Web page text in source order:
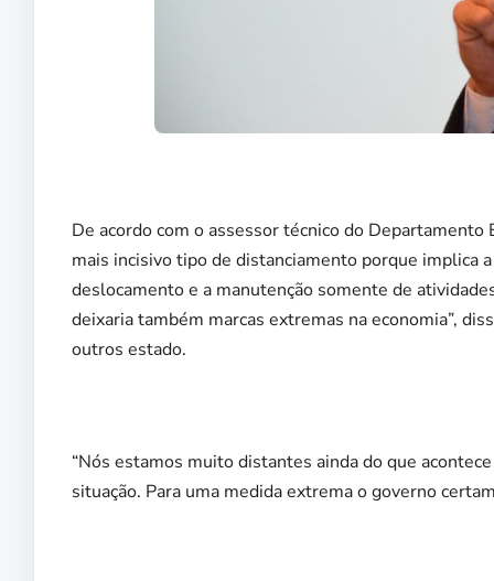
De acordo com o assessor técnico do
mais incisivo tipo de distanciamento porque implica
deslocamento e a manutenção somente de
deixaria também marcas extremas na economia”,
outros estado.
“Nós estamos muito distantes ainda do que
situação. Para uma medida extrema o governo